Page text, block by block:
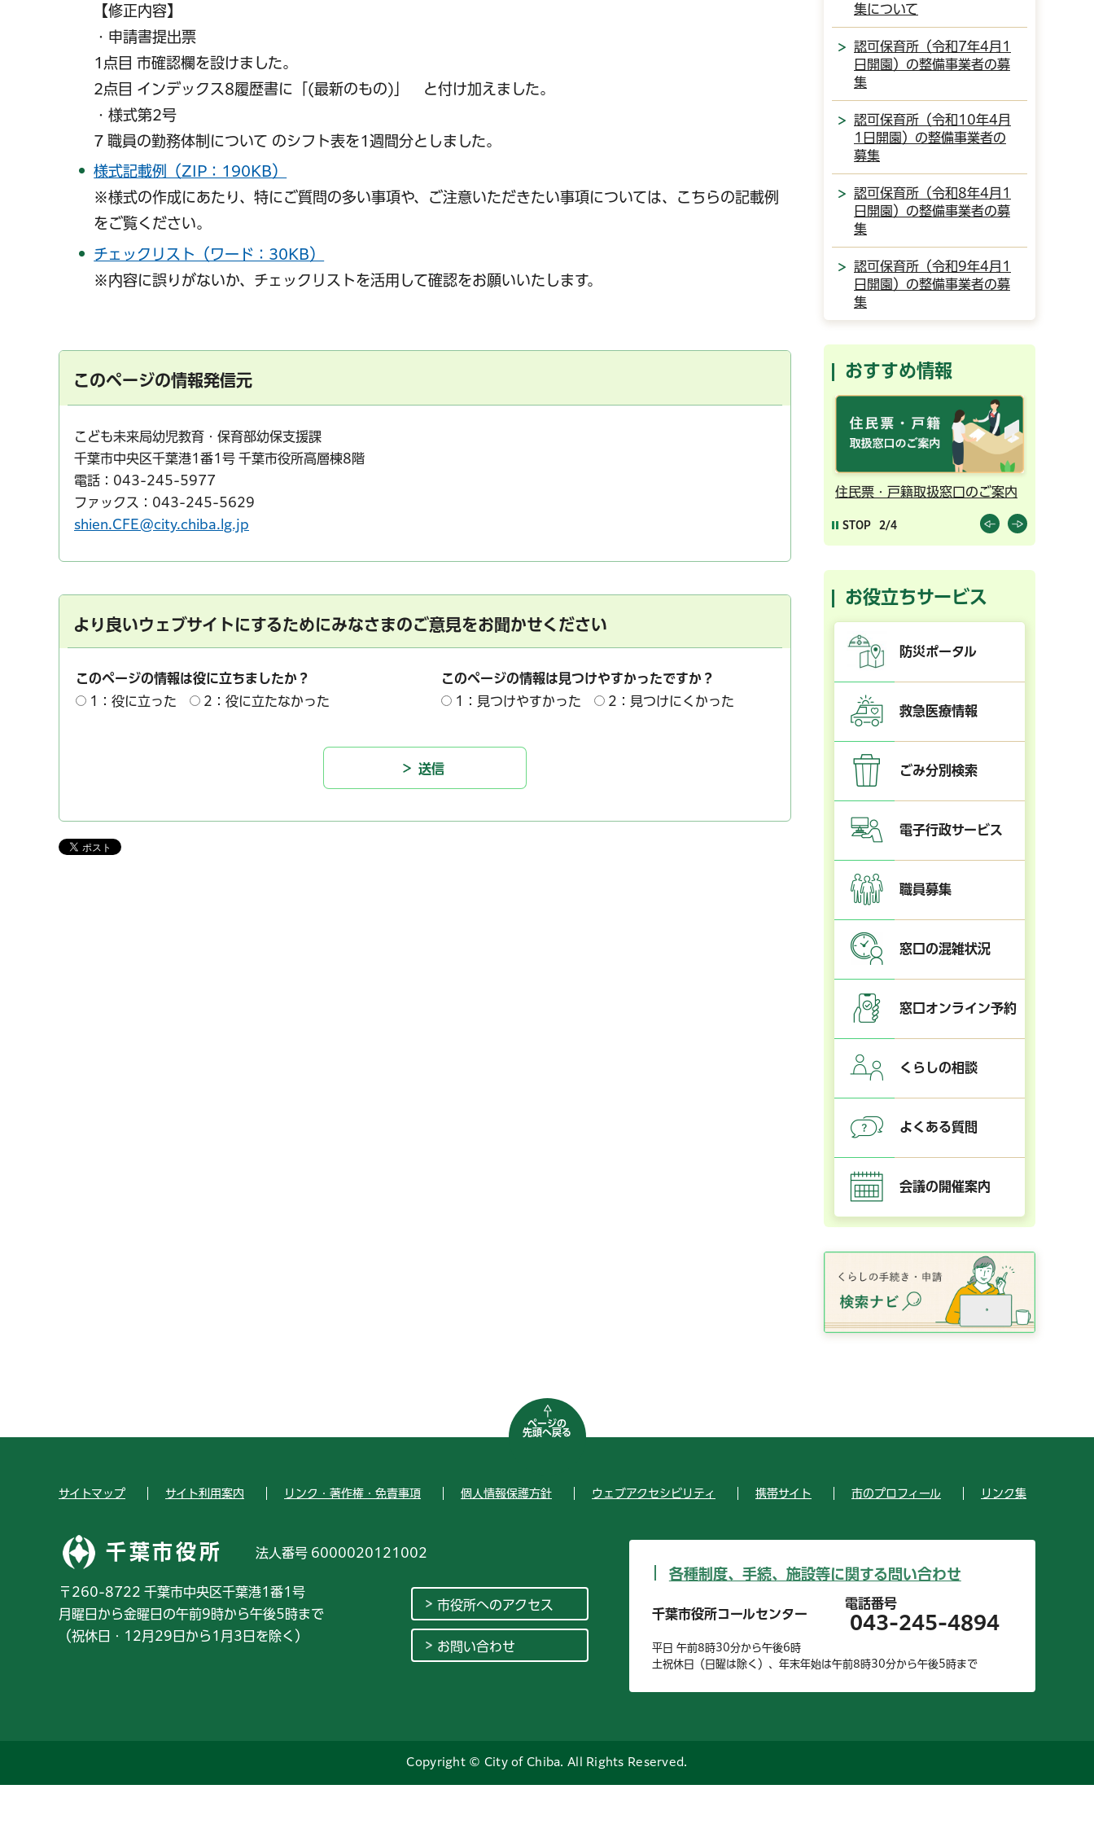
【修正内容】
・申請書提出票
1点目 市確認欄を設けました。
2点目 インデックス8履歴書に「(最新のもの)」 と付け加えました。
・様式第2号
7 職員の勤務体制について のシフト表を1週間分としました。
様式記載例（ZIP：190KB）
※様式の作成にあたり、特にご質問の多い事項や、ご注意いただきたい事項については、こちらの記載例
をご覧ください。
チェックリスト（ワード：30KB）
※内容に誤りがないか、チェックリストを活用して確認をお願いいたします。
このページの情報発信元
こども未来局幼児教育・保育部幼保支援課
千葉市中央区千葉港1番1号 千葉市役所高層棟8階
電話：043-245-5977
ファックス：043-245-5629
shien.CFE@city.chiba.lg.jp
より良いウェブサイトにするためにみなさまのご意見をお聞かせください
このページの情報は役に立ちましたか？
1：役に立った
2：役に立たなかった
このページの情報は見つけやすかったですか？
1：見つけやすかった
2：見つけにくかった
集について
認可保育所（令和7年4月1
日開園）の整備事業者の募
集
認可保育所（令和10年4月
1日開園）の整備事業者の
募集
認可保育所（令和8年4月1
日開園）の整備事業者の募
集
認可保育所（令和9年4月1
日開園）の整備事業者の募
集
おすすめ情報
住民票・戸籍取扱窓口のご案内
STOP 2/4
お役立ちサービス
防災ポータル
救急医療情報
ごみ分別検索
電子行政サービス
職員募集
窓口の混雑状況
窓口オンライン予約
くらしの相談
よくある質問
会議の開催案内
ページの
先頭へ戻る
サイトマップ サイト利用案内 リンク・著作権・免責事項 個人情報保護方針 ウェブアクセシビリティ 携帯サイト 市のプロフィール リンク集
千葉市役所 法人番号 6000020121002
〒260-8722 千葉市中央区千葉港1番1号
月曜日から金曜日の午前9時から午後5時まで
（祝休日・12月29日から1月3日を除く）
市役所へのアクセス
お問い合わせ
各種制度、手続、施設等に関する問い合わせ
千葉市役所コールセンター
電話番号
043-245-4894
平日 午前8時30分から午後6時
土祝休日（日曜は除く）、年末年始は午前8時30分から午後5時まで
Copyright © City of Chiba. All Rights Reserved.